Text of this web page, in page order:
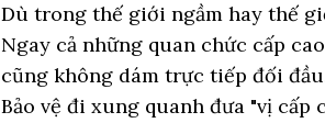
Dù trong thế giới ngầm hay thế
Ngay cả những quan chức cấp
cũng không dám trực tiếp đối
Bảo vệ đi xung quanh đưa "vị